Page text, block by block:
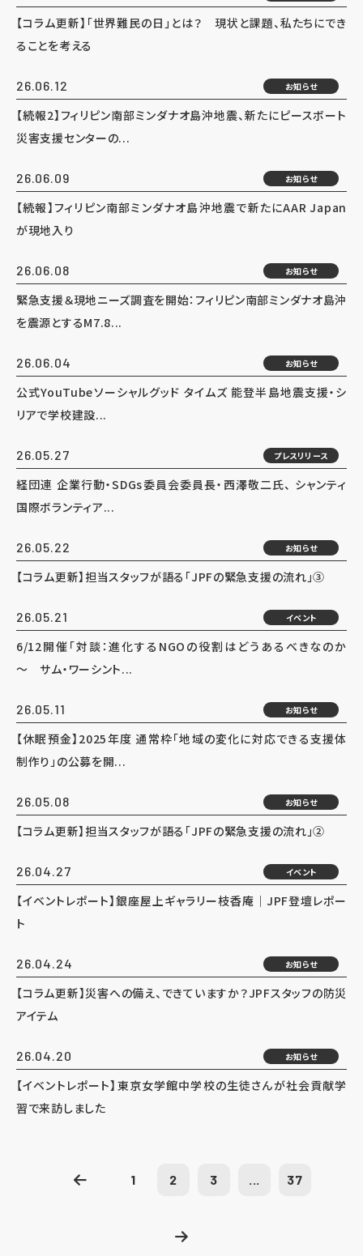
【コラム更新】「世界難民の日」とは？ 現状と課題、私たちにでき
ることを考える
26.06.12 お知らせ
【続報2】フィリピン南部ミンダナオ島沖地震、新たにピースボート
災害支援センターの...
26.06.09 お知らせ
【続報】フィリピン南部ミンダナオ島沖地震で新たにAAR Japan
が現地入り
26.06.08 お知らせ
緊急支援＆現地ニーズ調査を開始：フィリピン南部ミンダナオ島沖
を震源とするM7.8...
26.06.04 お知らせ
公式YouTubeソーシャルグッド タイムズ 能登半島地震支援・シ
リアで学校建設...
26.05.27 プレスリリース
経団連 企業行動・SDGs委員会委員長・西澤敬二氏、 シャンティ
国際ボランティア...
26.05.22 お知らせ
【コラム更新】担当スタッフが語る「JPFの緊急支援の流れ」③
26.05.21 イベント
6/12開催「対談：進化するNGOの役割はどうあるべきなのか
～ サム・ワーシント...
26.05.11 お知らせ
【休眠預金】2025年度 通常枠「地域の変化に対応できる支援体
制作り」の公募を開...
26.05.08 お知らせ
【コラム更新】担当スタッフが語る「JPFの緊急支援の流れ」②
26.04.27 イベント
【イベントレポート】銀座屋上ギャラリー枝香庵｜JPF登壇レポー
ト
26.04.24 お知らせ
【コラム更新】災害への備え、できていますか？JPFスタッフの防災
アイテム
26.04.20 お知らせ
【イベントレポート】東京女学館中学校の生徒さんが社会貢献学
習で来訪しました
1 2 3 ... 37